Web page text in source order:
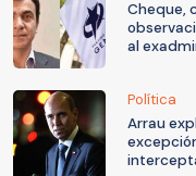
Cheque,
al
Política
Arrau